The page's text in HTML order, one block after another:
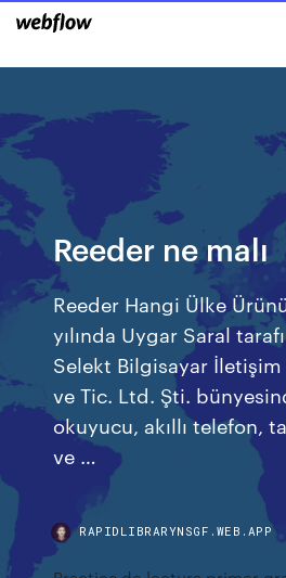
Reeder ne malı
Reeder Hangi Ülke
yılında Uygar Saral
Selekt Bilgisayar
ve Tic. Ltd. Şti.
okuyucu, akıllı telefon,
ve …
RAPIDLIBRARYNSGF.WEB.APP